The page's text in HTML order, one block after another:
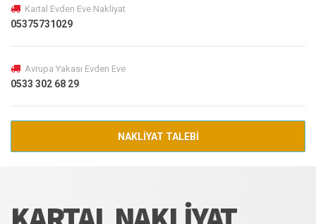
Kartal Evden Eve Nakliyat
05375731029
Avrupa Yakası Evden Eve
0533 302 68 29
NAKLİYAT TALEBİ